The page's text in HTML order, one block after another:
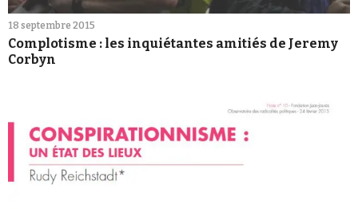
18 septembre 2015
Complotisme : les inquiétantes amitiés de Jeremy